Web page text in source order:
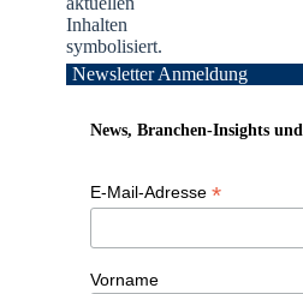
Newsletter Anmeldung
News, Branchen-Insights
E-Mail-Adresse *
Vorname